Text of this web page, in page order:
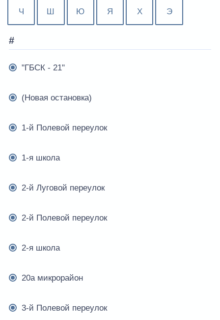
Ч Ш Ю Я Х Э
#
"ГБСК - 21"
(Новая остановка)
1-й Полевой переулок
1-я школа
2-й Луговой переулок
2-й Полевой переулок
2-я школа
20а микрорайон
3-й Полевой переулок